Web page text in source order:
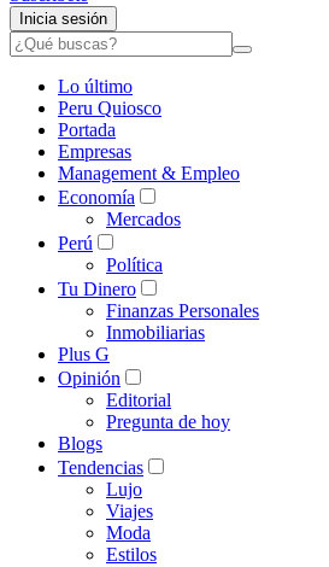
Inicia sesión
Lo último
Peru Quiosco
Portada
Empresas
Management & Empleo
Economía
Mercados
Perú
Política
Tu Dinero
Finanzas Personales
Inmobiliarias
Plus G
Opinión
Editorial
Pregunta de hoy
Blogs
Tendencias
Lujo
Viajes
Moda
Estilos